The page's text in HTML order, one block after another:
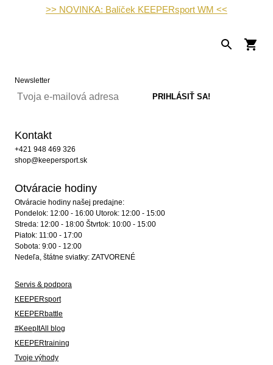
>> NOVINKA: Balíček KEEPERsport WM <<
Newsletter
Kontakt
+421 948 469 326
shop@keepersport.sk
Otváracie hodiny
Otváracie hodiny našej predajne:
Pondelok: 12:00 - 16:00 Utorok: 12:00 - 15:00
Streda: 12:00 - 18:00 Štvrtok: 10:00 - 15:00
Piatok: 11:00 - 17:00
Sobota: 9:00 - 12:00
Nedeľa, štátne sviatky: ZATVORENÉ
Servis & podpora
KEEPERsport
KEEPERbattle
#KeepItAll blog
KEEPERtraining
Tvoje výhody